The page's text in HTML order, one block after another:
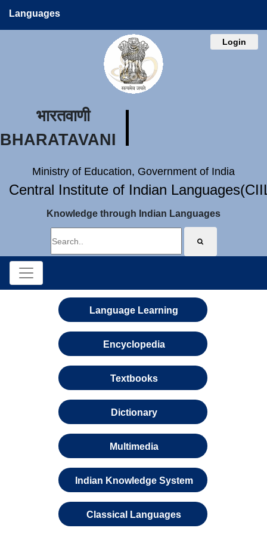
Languages
Login
भारतवाणी
BHARATAVANI
Ministry of Education, Government of India
Central Institute of Indian
Knowledge through Indian Languages
Language Learning
Encyclopedia
Textbooks
Dictionary
Multimedia
Indian Knowledge System
Classical Languages